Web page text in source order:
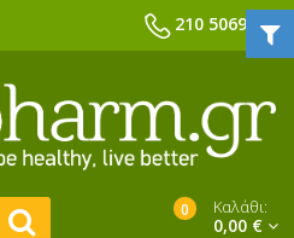
210 5069039
0 Καλάθι:
0,00 €